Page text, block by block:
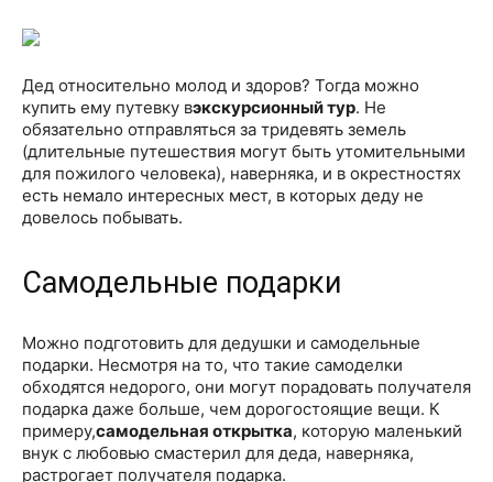
Дед относительно молод и здоров? Тогда можно
купить ему путевку вэкскурсионный тур. Не
обязательно отправляться за тридевять земель
(длительные путешествия могут быть утомительными
для пожилого человека), наверняка, и в окрестностях
есть немало интересных мест, в которых деду не
довелось побывать.
Самодельные подарки
Можно подготовить для дедушки и самодельные
подарки. Несмотря на то, что такие самоделки
обходятся недорого, они могут порадовать получателя
подарка даже больше, чем дорогостоящие вещи. К
примеру,самодельная открытка, которую маленький
внук с любовью смастерил для деда, наверняка,
растрогает получателя подарка.